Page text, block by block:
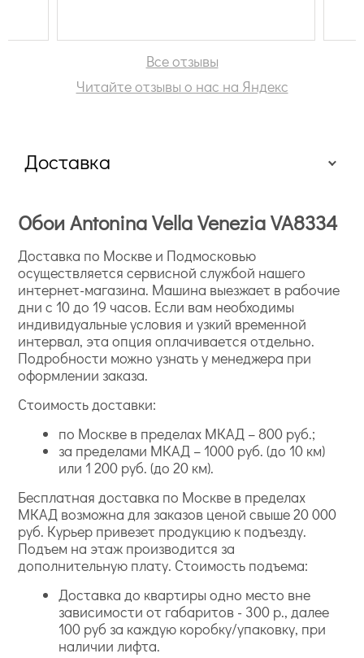
Все отзывы
Читайте отзывы о нас на Яндекс
Доставка
Обои Antonina Vella Venezia VA8334
Доставка по Москве и Подмосковью
осуществляется сервисной службой нашего
интернет-магазина. Машина выезжает в рабочие
дни с 10 до 19 часов. Если вам необходимы
индивидуальные условия и узкий временной
интервал, эта опция оплачивается отдельно.
Подробности можно узнать у менеджера при
оформлении заказа.
Стоимость доставки:
по Москве в пределах МКАД – 800 руб.;
за пределами МКАД – 1000 руб. (до 10 км)
или 1 200 руб. (до 20 км).
Бесплатная доставка по Москве в пределах
МКАД возможна для заказов ценой свыше 20 000
руб. Курьер привезет продукцию к подъезду.
Подъем на этаж производится за
дополнительную плату. Стоимость подъема:
Доставка до квартиры одно место вне
зависимости от габаритов - 300 р., далее
100 руб за каждую коробку/упаковку, при
наличии лифта.